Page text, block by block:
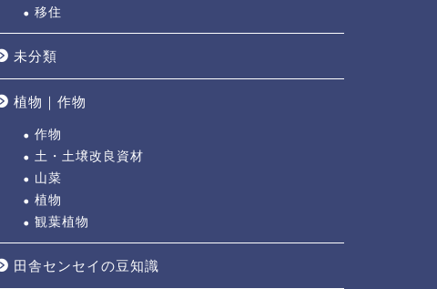
移住
未分類
植物｜作物
作物
土・土壌改良資材
山菜
植物
観葉植物
田舎センセイの豆知識